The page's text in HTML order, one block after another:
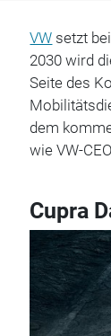
VW setzt
2030 wird
Seite des
dem
wie VW-
Cupra